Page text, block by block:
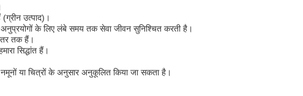
उत्पाद)।
के लिए लंबे समय तक सेवा जीवन सुनिश्चित करती है।
तक हैं।
सिद्धांत हैं।
या चित्रों के अनुसार अनुकूलित किया जा सकता है।